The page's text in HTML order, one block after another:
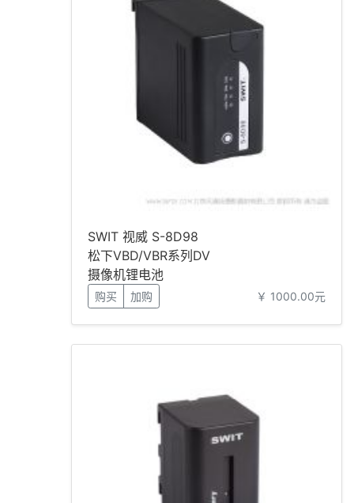
SWIT 视威 S-8D98
松下VBD/VBR系列DV
摄像机锂电池
购买 加购 ￥ 1000.00元